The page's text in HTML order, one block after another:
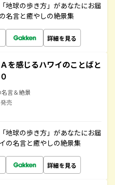
地球の歩き方」があなたにお届
名言と癒やしの絶景集
詳細を見る
を感じるハワイのことばと
名言＆絶景
売
地球の歩き方」があなたにお届
の名言と癒やしの絶景集
詳細を見る